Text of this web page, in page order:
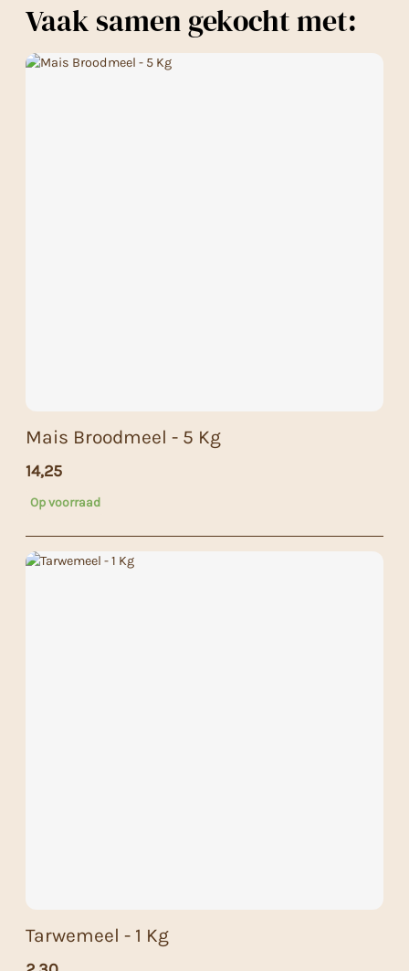
Vaak samen gekocht met:
Mais Broodmeel - 5 Kg
14,25
Op voorraad
Tarwemeel - 1 Kg